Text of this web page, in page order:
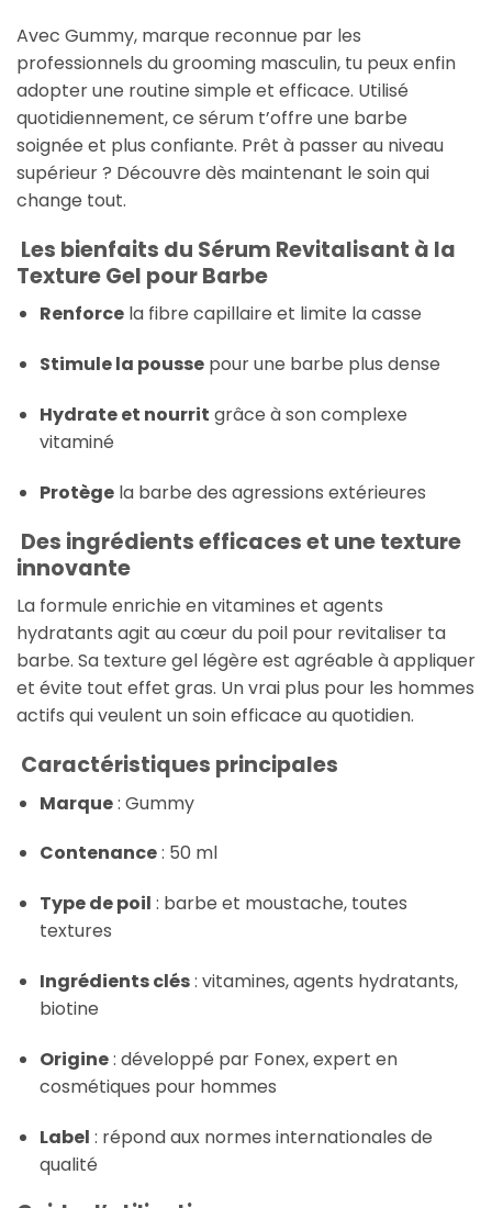
Avec Gummy, marque reconnue par les
professionnels du grooming masculin, tu peux enfin
adopter une routine simple et efficace. Utilisé
quotidiennement, ce sérum t’offre une barbe
soignée et plus confiante. Prêt à passer au niveau
supérieur ? Découvre dès maintenant le soin qui
change tout.
Les bienfaits du Sérum Revitalisant à la
Texture Gel pour Barbe
Renforcela fibre capillaire et limite la casse
Stimule la poussepour une barbe plus dense
Hydrate et nourrit grâce à son complexe
vitaminé
Protègela barbe des agressions extérieures
Des ingrédients efficaces et une texture
innovante
La formule enrichie en vitamines et agents
hydratants agit au cœur du poil pour revitaliser ta
barbe. Sa texture gel légère est agréable à appliquer
et évite tout effet gras. Un vrai plus pour les hommes
actifs qui veulent un soin efficace au quotidien.
Caractéristiques principales
Marque: Gummy
Contenance: 50 ml
Type de poil : barbe et moustache, toutes
textures
Ingrédients clés: vitamines, agents hydratants,
biotine
Origine: développé par Fonex, expert en
cosmétiques pour hommes
Label : répond aux normes internationales de
qualité